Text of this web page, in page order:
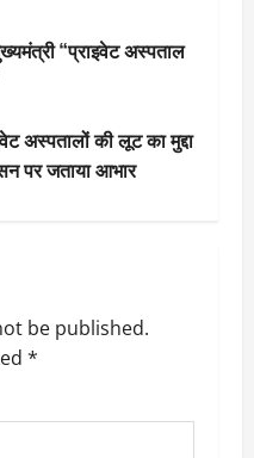
“प्राइवेट अस्पताल
अस्पतालों की लूट का मुद्दा
पर जताया आभार
be published.
*